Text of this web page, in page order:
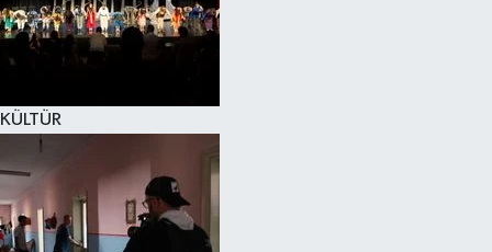
KÜLTÜR